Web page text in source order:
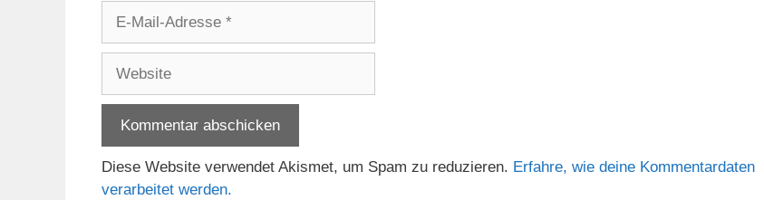
Adresse
Diese Website verwendet Akismet, um Spam zu reduzieren. Erfahre, wie deine Kommentardaten
verarbeitet werden.